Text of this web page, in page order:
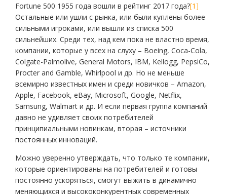
Fortune 500 1955 года вошли в рейтинг 2017 года?[1]
Остальные или ушли с рынка, или были куплены более
сильными игроками, или вышли из списка 500
сильнейших. Среди тех, над кем пока не властно время,
компании, которые у всех на слуху – Boeing, Coca-Cola,
Colgate-Palmolive, General Motors, IBM, Kellogg, PepsiCo,
Procter and Gamble, Whirlpool и др. Но не меньше
всемирно известных имен и среди новичков – Amazon,
Apple, Facebook, eBay, Microsoft, Google, Netflix,
Samsung, Walmart и др. И если первая группа компаний
давно не удивляет своих потребителей
принципиальными новинкам, вторая – источники
постоянных инноваций.
Можно уверенно утверждать, что только те компании,
которые ориентированы на потребителей и готовы
постоянно ускоряться, смогут выжить в динамично
меняющихся и высококонкурентных современных